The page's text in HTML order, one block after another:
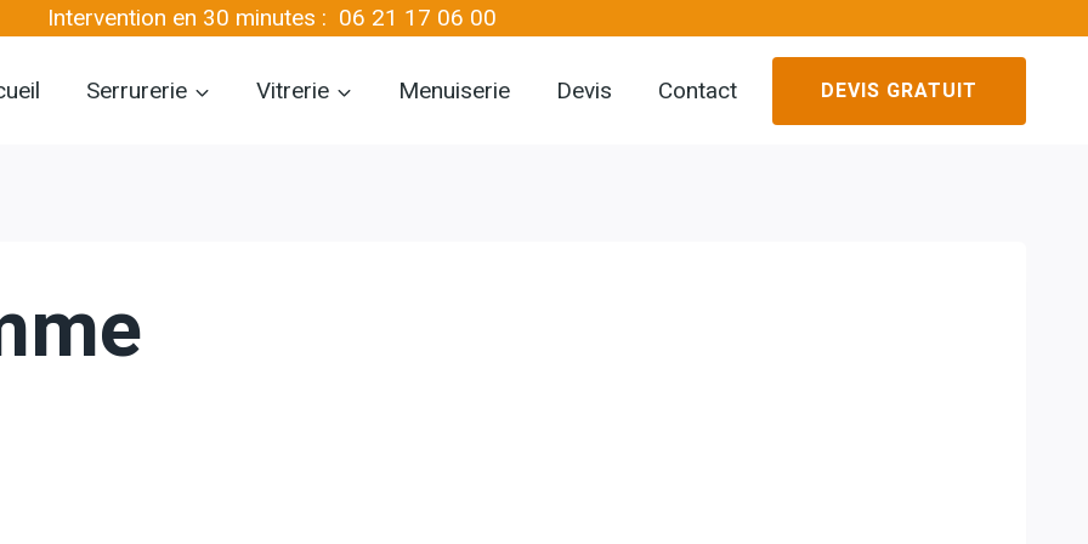
Intervention en 30 minutes : 06 21 17 06 00
Serrurerie Vitrerie Menuiserie Devis Contact DEVIS GRATUIT